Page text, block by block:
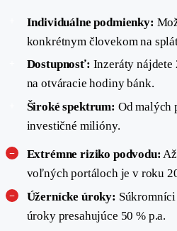
Individuálne podmienky:
konkrétnym človekom na
Dostupnosť: Inzeráty nájdete
na otváracie hodiny bánk.
Široké spektrum: Od malých
investičné milióny.
Extrémne riziko podvodu:
voľných portáloch je v roku
Úžernícke úroky:
úroky presahujúce 50 % p.a.